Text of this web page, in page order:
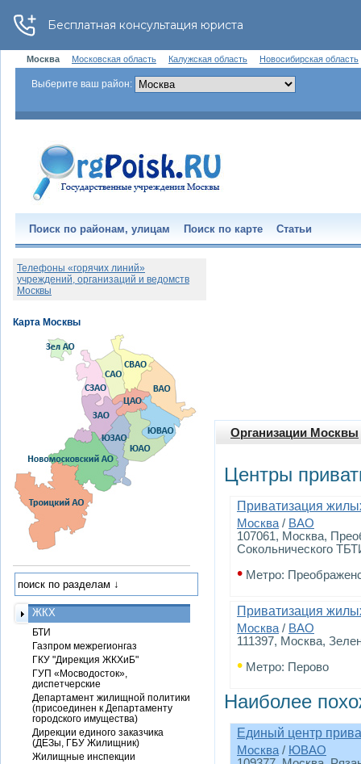
Москва Московская область Калужская область Новосибирская область
Выберите ваш район:
Поиск по районам, улицам Поиск по карте Статьи
Организации Москвы
Центры
Приватизация
Москва / ВАО
107061, Москва,
Сокольнического
• Метро:
Приватизация
Москва / ВАО
111397, Москва,
• Метро: Перово
Наиболее
Единый центр
Москва / ЮВАО
Телефоны «горячих линий»
учреждений, организаций и ведомств
Москвы
ЖКХ
БТИ
Газпром межрегионгаз
ГКУ "Дирекция ЖКХиБ"
ГУП «Мосводосток»,
диспетчерские
Департамент жилищной политики
(присоединен к Департаменту
городского имущества)
Дирекции единого заказчика
(ДЕЗы, ГБУ Жилищник)
Жилищные инспекции